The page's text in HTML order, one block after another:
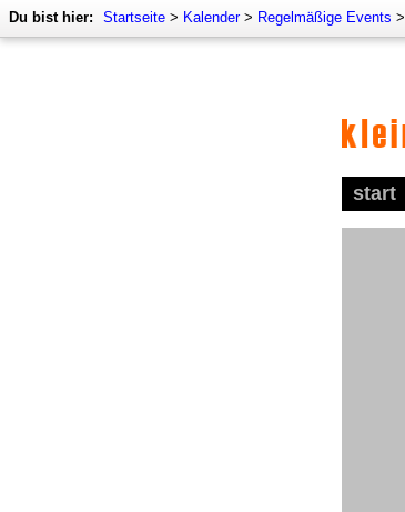
Du bist hier: Startseite > Kalender> Regelmäßige Events >
start